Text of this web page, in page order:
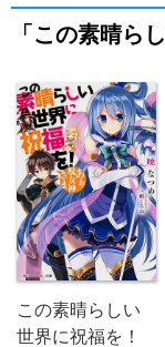
「この素晴ら
この素晴らしい
世界に祝福を！